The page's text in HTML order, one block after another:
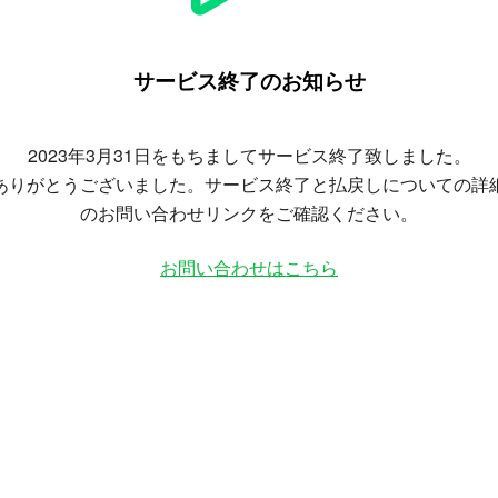
サービス終了のお知らせ
2023年3月31日をもちましてサービス終了致しました。
りがとうございました。サービス終了と払戻しについての詳
のお問い合わせリンクをご確認ください。
お問い合わせはこちら